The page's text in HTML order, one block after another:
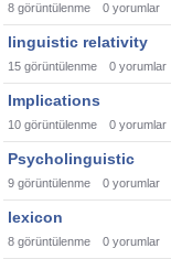
8 görüntülenme 0 yorumlar
linguistic relativity
15 görüntülenme 0 yorumlar
Implications
10 görüntülenme 0 yorumlar
Psycholinguistic
9 görüntülenme 0 yorumlar
lexicon
8 görüntülenme 0 yorumlar